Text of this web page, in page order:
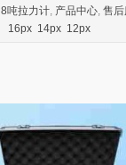
8吨拉力计, 产品中心, 售
16px 14px 12px